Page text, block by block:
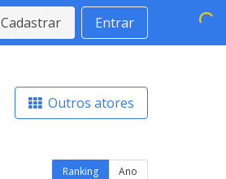
Cadastrar Entrar
Outros atores
Ranking Ano